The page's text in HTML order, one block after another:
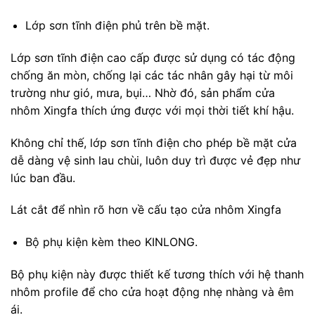
Lớp sơn tĩnh điện phủ trên bề mặt.
Lớp sơn tĩnh điện cao cấp được sử dụng có tác động
chống ăn mòn, chống lại các tác nhân gây hại từ môi
trường như gió, mưa, bụi… Nhờ đó, sản phẩm cửa
nhôm Xingfa thích ứng được với mọi thời tiết khí hậu.
Không chỉ thế, lớp sơn tĩnh điện cho phép bề mặt cửa
dễ dàng vệ sinh lau chùi, luôn duy trì được vẻ đẹp như
lúc ban đầu.
Lát cắt để nhìn rõ hơn về cấu tạo cửa nhôm Xingfa
Bộ phụ kiện kèm theo KINLONG.
Bộ phụ kiện này được thiết kế tương thích với hệ thanh
nhôm profile để cho cửa hoạt động nhẹ nhàng và êm
ái.